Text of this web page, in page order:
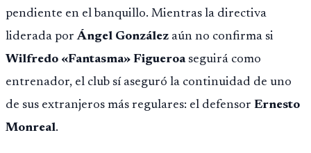
pendiente en el banquillo. Mientras la directiva
liderada porÁngel González aún no confirma si
Wilfredo «Fantasma» Figueroaseguirá como
entrenador, el club sí aseguró la continuidad de uno
de sus extranjeros más regulares: el defensor Ernesto
Monreal.